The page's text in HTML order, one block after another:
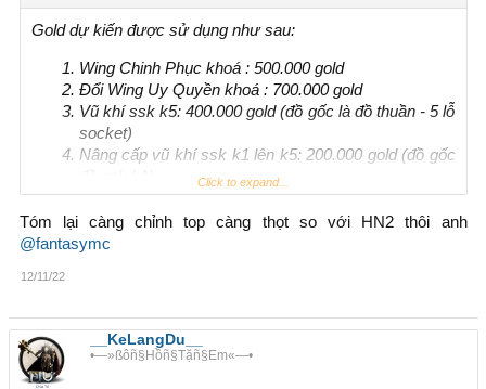
Gold dự kiến được sử dụng như sau:
Wing Chinh Phục khoá : 500.000 gold
Đổi Wing Uy Quyền khoá : 700.000 gold
Vũ khí ssk k5: 400.000 gold (đồ gốc là đồ thuần - 5 lỗ
socket)
Nâng cấp vũ khí ssk k1 lên k5: 200.000 gold (đồ gốc
level thuộc tính: 3.000 gold / 1 triệu exp
Thêm dòng cho vệ thần : 100.000 gold / 1 dòng
socket k10 : 100.000 gold / viên
thêm dòng ex cho quần áo: 40.000 gold/dòng (không
áp dụng cho ssk, tối đa 6 dòng ex)
Click to expand...
Tóm lại càng chỉnh top càng thọt so với HN2 thôi anh
@fantasymc
12/11/22
__KeLangDu__
•—»ßôñ§Hồñ§Tặñ§Em«—•